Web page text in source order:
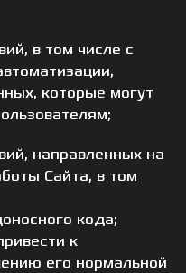
в том числе с
которые могут
направленных на
Сайта, в том
кода;
к
его нормальной